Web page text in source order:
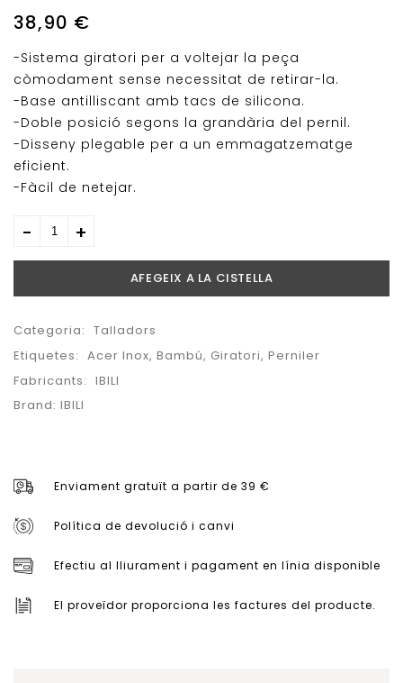
38,90 €
-Sistema giratori per a voltejar la peça
còmodament sense necessitat de retirar-la.
-Base antilliscant amb tacs de silicona.
-Doble posició segons la grandària del pernil.
-Disseny plegable per a un emmagatzematge
eficient.
-Fàcil de netejar.
AFEGEIX A LA CISTELLA
Categoria: Talladors
Etiquetes: Acer Inox, Bambú, Giratori, Perniler
Fabricants: IBILI
Brand: IBILI
Enviament gratuït a partir de 39 €
Política de devolució i canvi
Efectiu al lliurament i pagament en línia disponible
El proveïdor proporciona les factures del producte.